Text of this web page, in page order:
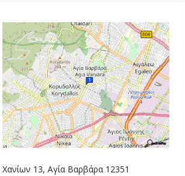
Χανίων 13, Αγία Βαρβάρα 12351